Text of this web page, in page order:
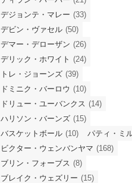
デジョンテ・マレー (33)
デビン・ヴァセル (50)
デマー・デローザン (26)
デリック・ホワイト (24)
トレ・ジョーンズ (39)
ドミニク・バーロウ (10)
ドリュー・ユーバンクス (14)
ハリソン・バーンズ (15)
バスケットボール (10) パティ・ミ
ビクター・ウェンバンヤマ (168)
ブリン・フォーブス (8)
ブレイク・ウェズリー (15)